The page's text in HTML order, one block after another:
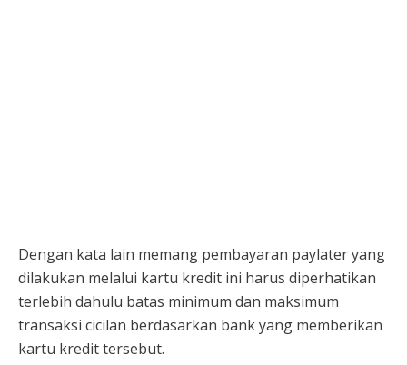
Dengan kata lain memang pembayaran paylater yang
dilakukan melalui kartu kredit ini harus diperhatikan
terlebih dahulu batas minimum dan maksimum
transaksi cicilan berdasarkan bank yang memberikan
kartu kredit tersebut.